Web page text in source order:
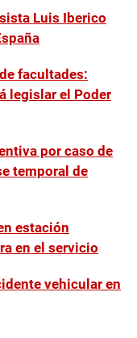
Luis Iberico
facultades:
legislar el Poder
por caso de
temporal de
estación
en el servicio
vehicular en